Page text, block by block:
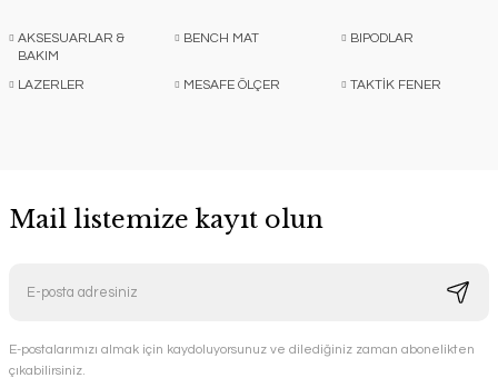
AKSESUARLAR &
BAKIM
BENCH MAT BIPODLAR
LAZERLER MESAFE ÖLÇER TAKTİK FENER
Mail listemize kayıt olun
E-postalarımızı almak için kaydoluyorsunuz ve dilediğiniz zaman abonelikten
çıkabilirsiniz.